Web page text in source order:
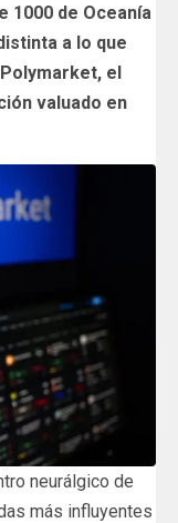
1000 de Oceanía
a lo que
el
valuado en
neurálgico de
más influyentes